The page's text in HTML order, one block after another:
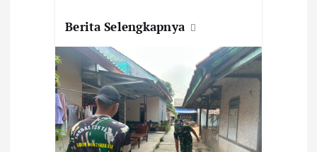
Berita Selengkapnya